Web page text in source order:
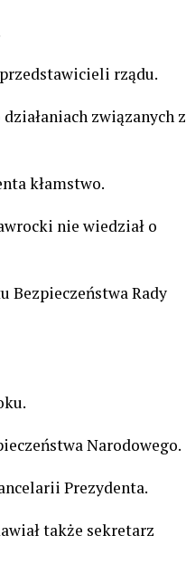
rządu.
związanych z
kłamstwo.
nie wiedział o
Bezpieczeństwa Rady
Narodowego.
Prezydenta.
także sekretarz